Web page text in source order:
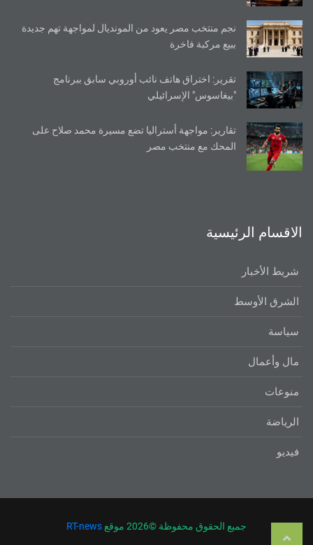
نجم منتخب مصر يعود من المونديال لمواجهة تهم جديدة
ببيع مركبة فاخرة
تقرير: اختراق هاتف نائب أوروبي سابق ببرنامج
"بيغاسوس" الإسرائيلي
تقارير: مواجهة أستراليا تضع مسيرة محمد صلاح على
المحك مع منتخب مصر
الاقسام الرئيسية
شريط الأخبار
الشرق الأوسط
سياسة
مال وأعمال
منوعات
الرياضة
فيديو
جميع الحقوق محفوظة ©2026 موقع RT-news